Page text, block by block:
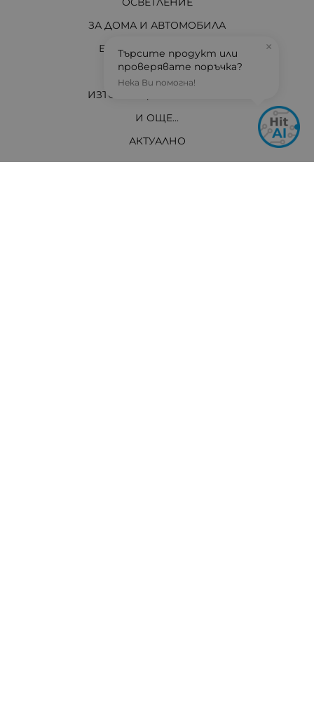
ЗА ДОМА И АВТОМОБИЛА
ЕЛЕКТРО МАТЕРИАЛИ
ЗА ВАС ТЕХНИЦИ
ИЗТОЧНИЦИ НА ЕНЕРГИЯ
И ОЩЕ...
АКТУАЛНО
×
Търсите продукт или
проверявате поръчка?
Нека Ви помогна!